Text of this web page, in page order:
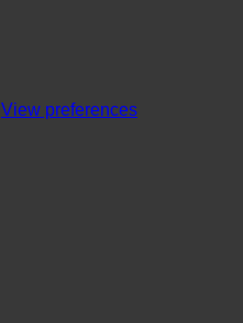
View preferences